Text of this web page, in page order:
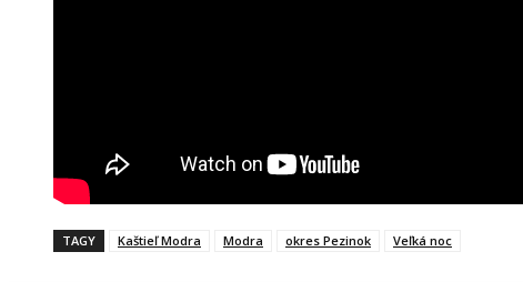
TAGY Kaštieľ Modra Modra okres Pezinok Veľká noc